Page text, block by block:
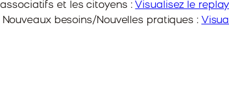
et les citoyens : Visualisez le replay
besoins/Nouvelles pratiques :